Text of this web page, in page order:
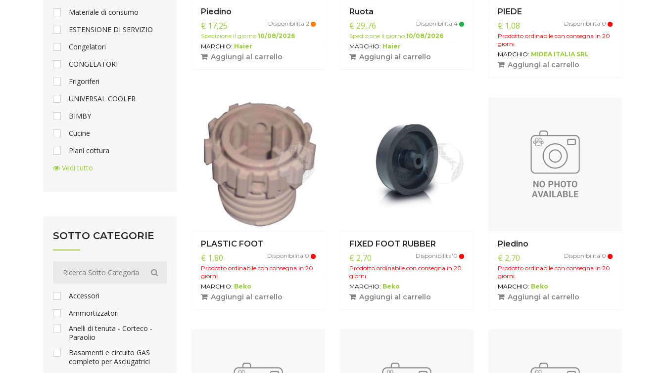
Piedino
€ 17,25
Disponibilita'2
Spedizione il giorno 10/08/2026
MARCHIO: Haier
Aggiungi al carrello
Ruota
€ 29,76
Disponibilita'4
Spedizione il giorno 10/08/2026
MARCHIO: Haier
Aggiungi al carrello
PIEDE
€ 1,08
Disponibilita'0
Prodotto ordinabile con consegna in 20
giorni.
MARCHIO: MIDEA ITALIA SRL
Aggiungi al carrello
PLASTIC FOOT
€ 1,80
Disponibilita'0
Prodotto ordinabile con consegna in 20
giorni.
MARCHIO: Beko
Aggiungi al carrello
FIXED FOOT RUBBER
€ 2,70
Disponibilita'0
Prodotto ordinabile con consegna in 20
giorni.
MARCHIO: Beko
Aggiungi al carrello
Piedino
€ 2,70
Disponibilita'0
Prodotto ordinabile con consegna in 20
giorni.
MARCHIO: Beko
Aggiungi al carrello
Materiale di consumo
ESTENSIONE DI SERVIZIO
Congelatori
CONGELATORI
Frigoriferi
UNIVERSAL COOLER
BIMBY
Cucine
Piani cottura
Vedi tutto
SOTTO CATEGORIE
Accessori
Ammortizzatori
Anelli di tenuta - Corteco -
Paraolio
Basamenti e circuito GAS
completo per Asciugatrici